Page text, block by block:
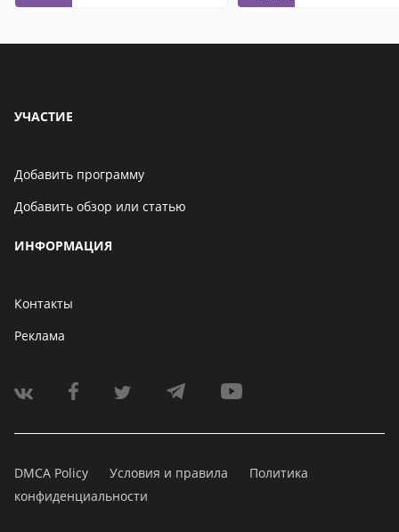
УЧАСТИЕ
Добавить программу
Добавить обзор или статью
ИНФОРМАЦИЯ
Контакты
Реклама
DMCA Policy Условия и правила
Политика
конфиденциальности